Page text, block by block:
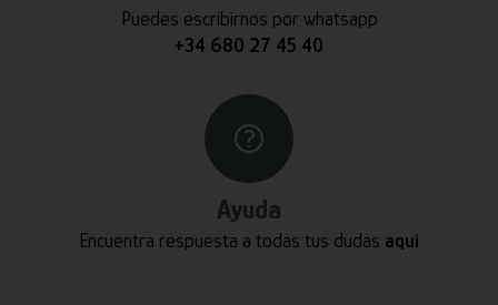
Puedes escribirnos por whatsapp
+34 680 27 45 40
Ayuda
Encuentra respuesta a todas tus dudas aquí